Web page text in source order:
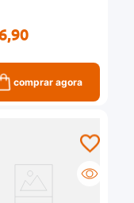
comprar agora